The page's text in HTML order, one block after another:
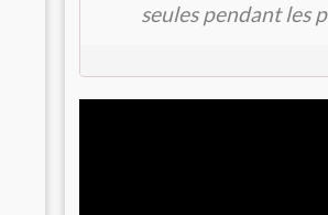
seules pendant les